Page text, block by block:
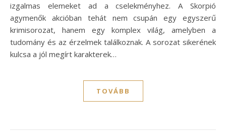
izgalmas elemeket ad a cselekményhez. A Skorpió
agymenők akcióban tehát nem csupán egy egyszerű
krimisorozat, hanem egy komplex világ, amelyben a
tudomány és az érzelmek találkoznak. A sorozat sikerének
kulcsa a jól megírt karakterek…
TOVÁBB